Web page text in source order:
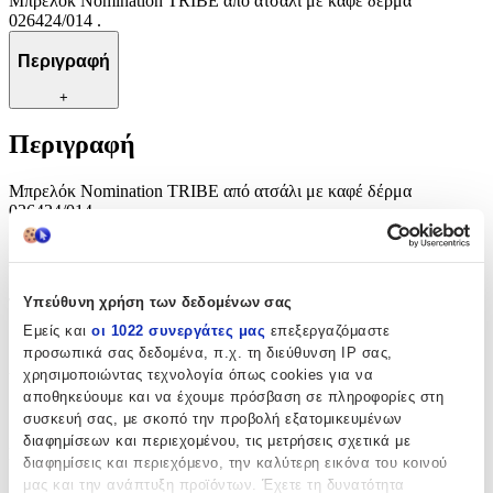
Υπεύθυνη χρήση των δεδομένων σας
Εμείς και οι 1022 συνεργάτες μας επεξεργαζόμαστε
προσωπικά σας δεδομένα, π.χ. τη διεύθυνση IP σας,
χρησιμοποιώντας τεχνολογία όπως cookies για να
αποθηκεύουμε και να έχουμε πρόσβαση σε πληροφορίες στη
συσκευή σας, με σκοπό την προβολή εξατομικευμένων
διαφημίσεων και περιεχομένου, τις μετρήσεις σχετικά με
διαφημίσεις και περιεχόμενο, την καλύτερη εικόνα του κοινού
μας και την ανάπτυξη προϊόντων. Έχετε τη δυνατότητα
026424/014 .
Περιγραφή
+
Περιγραφή
Μπρελόκ Nomination TRIBE από ατσάλι με καφέ δέρμα
026424/014 .
Χαρακτηριστικά
Τύπος:
Μπρελόκ
Υλικό:
Δερμάτινο
Κατασκευαστής